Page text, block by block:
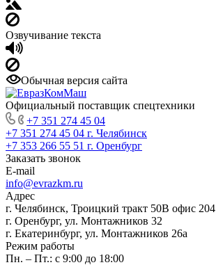
Озвучивание текста
Обычная версия сайта
Официальный поставщик спецтехники
+7 351 274 45 04
+7 351 274 45 04 г. Челябинск
+7 353 266 55 51 г. Оренбург
Заказать звонок
E-mail
info@evrazkm.ru
Адрес
г. Челябинск, Троицкий тракт 50В офис 204
г. Оренбург, ул. Монтажников 32
г. Екатеринбург, ул. Монтажников 26а
Режим работы
Пн. – Пт.: с 9:00 до 18:00